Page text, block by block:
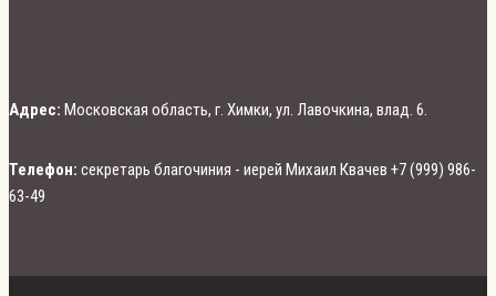
Адрес: Московская область, г. Химки, ул. Лавочкина, влад. 6.
Телефон: секретарь благочиния - иерей Михаил Квачев +7 (999) 986-
63-49